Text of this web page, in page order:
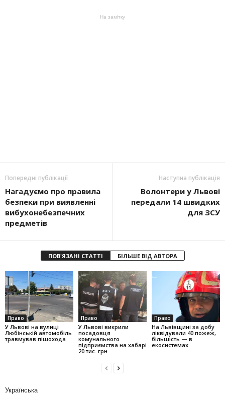
На замітку
Попередні публікації
Нагадуємо про правила
безпеки при виявленні
вибухонебезпечних
предметів
Наступна публікація
Волонтери у Львові
передали 14 швидких
для ЗСУ
ПОВ'ЯЗАНІ СТАТТІ БІЛЬШЕ ВІД АВТОРА
Право
У Львові на вулиці
Любінській автомобіль
травмував пішохода
Право
У Львові викрили
посадовця
комунального
підприємства на хабарі
20 тис. грн
Право
На Львівщині за добу
ліквідували 40 пожеж,
більшість — в
екосистемах
Українська